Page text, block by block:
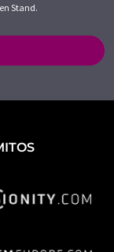
Stand.